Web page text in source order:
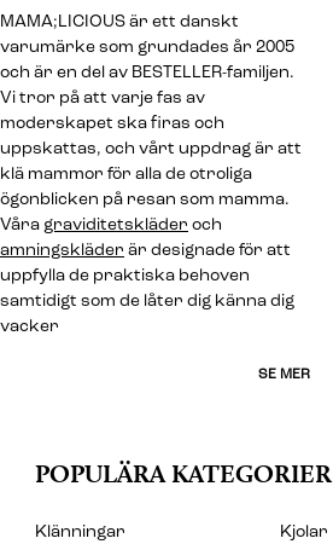
MAMA;LICIOUS är ett danskt
varumärke som grundades år 2005
och är en del av BESTELLER-familjen.
Vi tror på att varje fas av
moderskapet ska firas och
uppskattas, och vårt uppdrag är att
klä mammor för alla de otroliga
ögonblicken på resan som mamma.
Våra graviditetskläder och
amningskläder är designade för att
uppfylla de praktiska behoven
samtidigt som de låter dig känna dig
vacker
SE MER
POPULÄRA KATEGORIER
Klänningar
Kjolar